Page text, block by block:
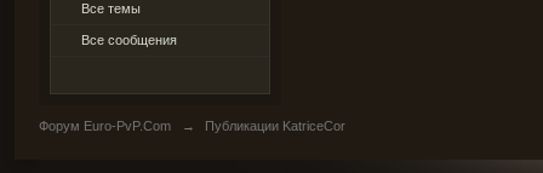
Все темы
Все сообщения
Форум Euro-PvP.Com → Публикации KatriceCor